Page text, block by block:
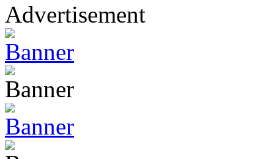
Advertisement